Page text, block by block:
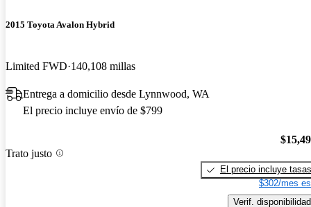
2015 Toyota Avalon Hybrid
Limited FWD 140,108 millas
Entrega a domicilio desde Lynnwood, WA
El precio incluye envío de $799
Trato justo
El precio incluye tasas
$302/mes
Verif. disponibilidad